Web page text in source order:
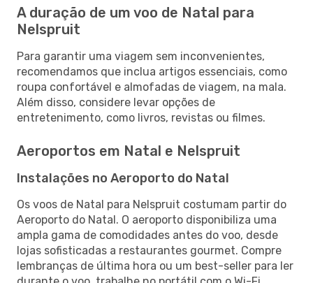
A duração de um voo de Natal para
Nelspruit
Para garantir uma viagem sem inconvenientes,
recomendamos que inclua artigos essenciais, como
roupa confortável e almofadas de viagem, na mala.
Além disso, considere levar opções de
entretenimento, como livros, revistas ou filmes.
Aeroportos em Natal e Nelspruit
Instalações no Aeroporto do Natal
Os voos de Natal para Nelspruit costumam partir do
Aeroporto do Natal. O aeroporto disponibiliza uma
ampla gama de comodidades antes do voo, desde
lojas sofisticadas a restaurantes gourmet. Compre
lembranças de última hora ou um best-seller para ler